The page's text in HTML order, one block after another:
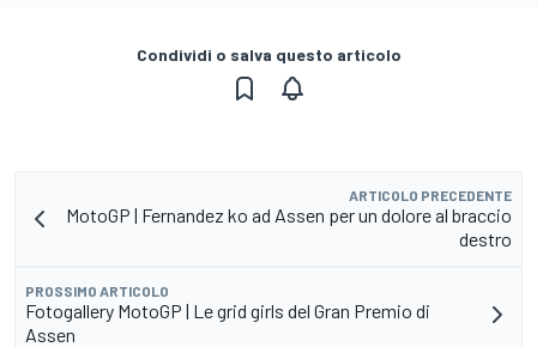
Condividi o salva questo articolo
ARTICOLO PRECEDENTE
MotoGP | Fernandez ko ad Assen per un dolore al braccio
destro
PROSSIMO ARTICOLO
Fotogallery MotoGP | Le grid girls del Gran Premio di
Assen